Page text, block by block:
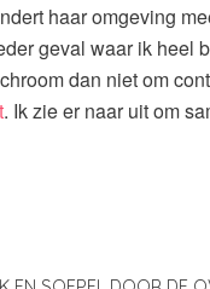
haar omgeving
geval waar ik heel
dan niet om
. Ik zie er naar uit om